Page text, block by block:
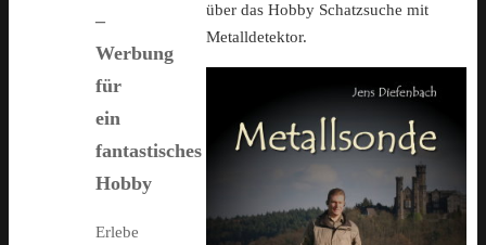
–
Werbung
für
ein
fantastisches
Hobby
Erlebe
über das Hobby Schatzsuche mit
Metalldetektor.